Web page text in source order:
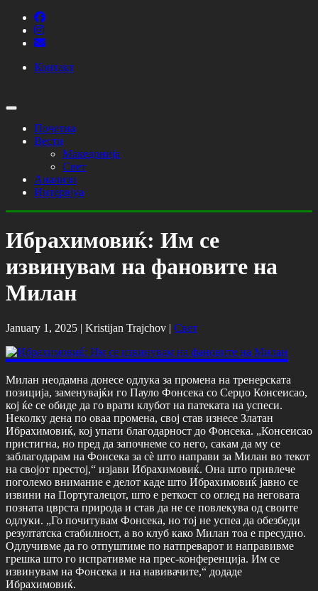
Контакт
Почетна
Вести
Македонија
Свет
Анализи
Интервјуа
Ибрахимовиќ: Им се
извинувам на фановите на
Милан
January 1, 2025 | Kristijan Trajchov | Свет
Милан неодамна донесе одлука за промена на тренерската
позиција, заменувајќи го Пауло Фонсека со Серџо Консеисао,
кој ќе се обиде да го врати клубот на патеката на успеси.
Неколку дена по оваа промена, свој став изнесе Златан
Ибрахимовиќ, кој упати благодарност до Фонсека. „Консеисао
пристигна, но пред да започнеме со него, сакам да му се
заблагодарам на Фонсека за сè што направи за Милан во текот
на својот престој,“ изјави Ибрахимовиќ. Она што привлече
поголемо внимание е делот каде што Ибрахимовиќ јавно се
извини на Португалецот, што е реткост со оглед на неговата
позната цврста природа и став да не се повлекува од своите
одлуки. „Го почитувам Фонсека, но тој не успеа да обезбеди
резултатска стабилност, а во клуб како Милан тоа е пресудно.
Одлучивме да го отпуштиме по натпреварот и направивме
грешка што го испративме на прес-конференција. Им се
извинувам на Фонсека и на навивачите,“ додаде
Ибрахимовиќ.